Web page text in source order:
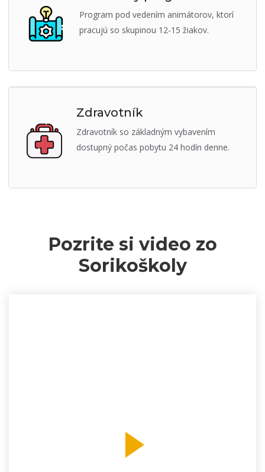
Program pod vedením animátorov, ktorí
pracujú so skupinou 12-15 žiakov.
Zdravotník
Zdravotník so základným vybavením
dostupný počas pobytu 24 hodín denne.
Pozrite si video zo
Sorikoškoly